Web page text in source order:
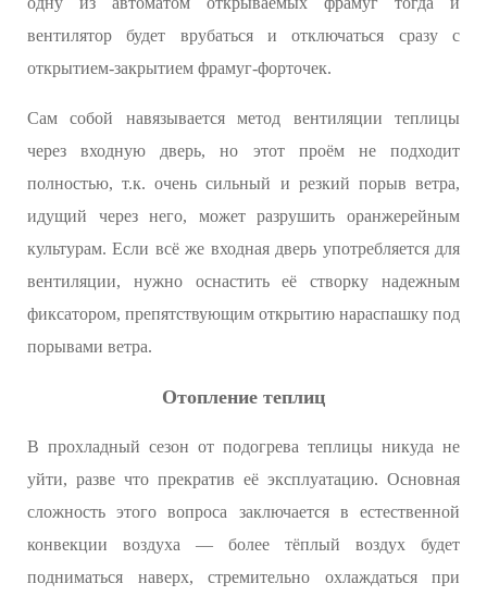
вентилятор будет врубаться и отключаться сразу с
открытием-закрытием фрамуг-форточек.
Сам собой навязывается метод вентиляции теплицы
через входную дверь, но этот проём не подходит
полностью, т.к. очень сильный и резкий порыв ветра,
идущий через него, может разрушить оранжерейным
культурам. Если всё же входная дверь употребляется для
вентиляции, нужно оснастить её створку надежным
фиксатором, препятствующим открытию нараспашку под
порывами ветра.
Отопление теплиц
В прохладный сезон от подогрева теплицы никуда не
уйти, разве что прекратив её эксплуатацию. Основная
сложность этого вопроса заключается в естественной
конвекции воздуха — более тёплый воздух будет
подниматься наверх, стремительно охлаждаться при